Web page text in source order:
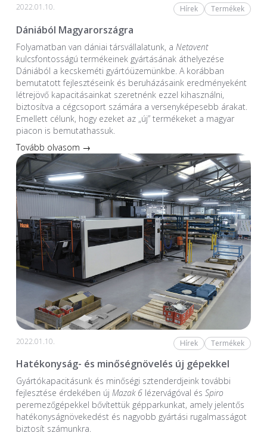
2022.01.10. Hírek Termékek
Dániából Magyarországra
Folyamatban van dániai társvállalatunk, a Netavent
kulcsfontosságú termékeinek gyártásának áthelyezése
Dániából a kecskeméti gyártóüzemünkbe. A korábban
bemutatott fejlesztéseink és beruházásaink eredményeként
létrejövő kapacitásainkat szeretnénk ezzel kihasználni,
biztosítva a cégcsoport számára a versenyképesebb árakat.
Emellett célunk, hogy ezeket az „új” termékeket a magyar
piacon is bemutathassuk.
Tovább olvasom →
2022.01.10. Hírek Termékek
Hatékonyság- és minőségnövelés új gépekkel
Gyártókapacitásunk és minőségi sztenderdjeink további
fejlesztése érdekében új Mazak 6lézervágóval és Spiro
peremezőgépekkel bővítettük gépparkunkat, amely jelentős
hatékonyságnövekedést és nagyobb gyártási rugalmasságot
biztosít számunkra.